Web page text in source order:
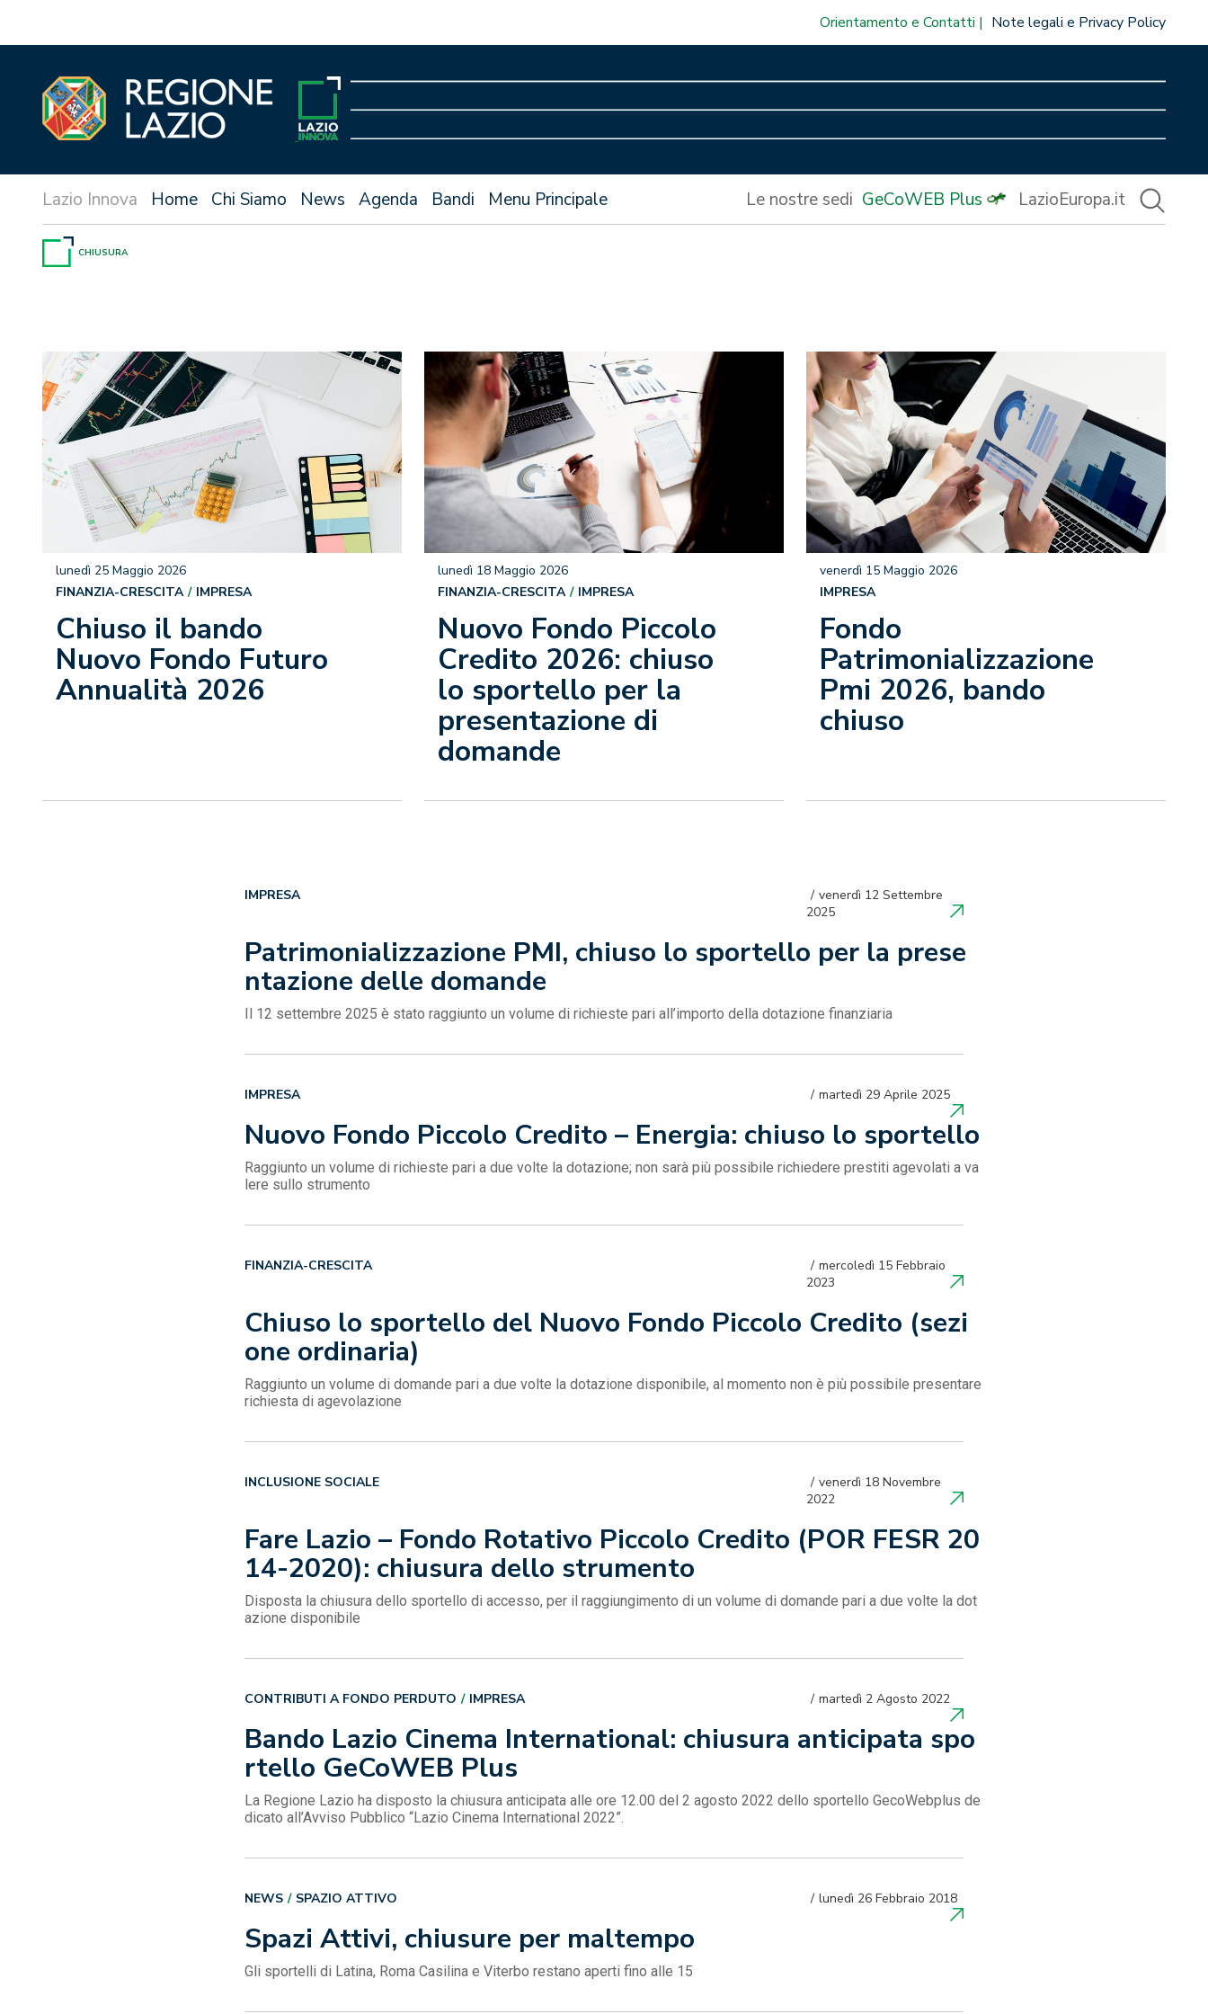
Orientamento e Contatti Note legali e Privacy Policy
Home Chi Siamo News Agenda Bandi Menu Principale Le nostre sedi GeCoWEB Plus LazioEuropa.it
CHIUSURA
Chiuso il bando
Nuovo Fondo Futuro
Annualità 2026
lunedì 25 Maggio 2026
FINANZIA-CRESCITA
IMPRESA
Nuovo Fondo Piccolo
Credito 2026: chiuso
lo sportello per la
presentazione di
domande
lunedì 18 Maggio 2026
FINANZIA-CRESCITA
IMPRESA
Fondo
Patrimonializzazione
Pmi 2026, bando
chiuso
venerdì 15 Maggio 2026
IMPRESA
Patrimonializzazione PMI, chiuso lo sportello per la prese
ntazione delle domande
venerdì 12 Settembre
2025
IMPRESA
Il 12 settembre 2025 è stato raggiunto un volume di richieste pari all’importo della dotazione finanziaria
Nuovo Fondo Piccolo Credito – Energia: chiuso lo sportello
martedì 29 Aprile 2025
IMPRESA
Raggiunto un volume di richieste pari a due volte la dotazione; non sarà più possibile richiedere prestiti agevolati a va
lere sullo strumento
Chiuso lo sportello del Nuovo Fondo Piccolo Credito (sezi
one ordinaria)
mercoledì 15 Febbraio
2023
FINANZIA-CRESCITA
Raggiunto un volume di domande pari a due volte la dotazione disponibile, al momento non è più possibile presentare
richiesta di agevolazione
Fare Lazio – Fondo Rotativo Piccolo Credito (POR FESR 20
14-2020): chiusura dello strumento
venerdì 18 Novembre
2022
INCLUSIONE SOCIALE
Disposta la chiusura dello sportello di accesso, per il raggiungimento di un volume di domande pari a due volte la dot
azione disponibile
Bando Lazio Cinema International: chiusura anticipata spo
rtello GeCoWEB Plus
martedì 2 Agosto 2022
CONTRIBUTI A FONDO PERDUTO IMPRESA
La Regione Lazio ha disposto la chiusura anticipata alle ore 12.00 del 2 agosto 2022 dello sportello GecoWebplus de
dicato all’Avviso Pubblico “Lazio Cinema International 2022”.
Spazi Attivi, chiusure per maltempo
lunedì 26 Febbraio 2018
NEWS SPAZIO ATTIVO
Gli sportelli di Latina, Roma Casilina e Viterbo restano aperti fino alle 15